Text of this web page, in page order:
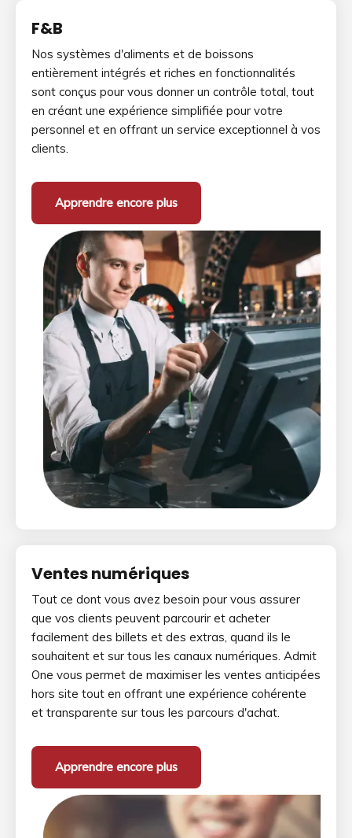
F&B
Nos systèmes d'aliments et de boissons
entièrement intégrés et riches en fonctionnalités
sont conçus pour vous donner un contrôle total, tout
en créant une expérience simplifiée pour votre
personnel et en offrant un service exceptionnel à vos
clients.
Apprendre encore plus
Ventes numériques
Tout ce dont vous avez besoin pour vous assurer
que vos clients peuvent parcourir et acheter
facilement des billets et des extras, quand ils le
souhaitent et sur tous les canaux numériques. Admit
One vous permet de maximiser les ventes anticipées
hors site tout en offrant une expérience cohérente
et transparente sur tous les parcours d'achat.
Apprendre encore plus